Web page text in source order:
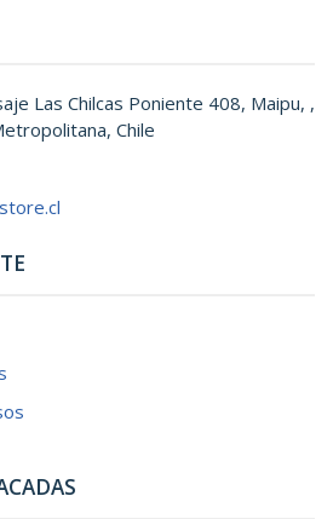
Las Chilcas Poniente 408, Maipu, ,
Chile